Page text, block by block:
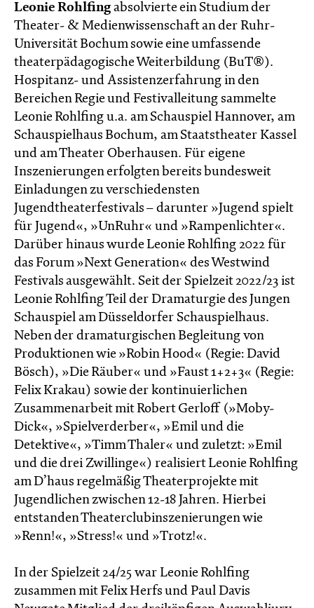
Leonie Rohlfingabsolvierte ein Studium der
Theater- & Medienwissenschaft an der Ruhr-
Universität Bochum sowie eine umfassende
theaterpädagogische Weiterbildung (BuT®).
Hospitanz- und Assistenzerfahrung in den
Bereichen Regie und Festivalleitung sammelte
Leonie Rohlfing u.a. am Schauspiel Hannover, am
Schauspielhaus Bochum, am Staatstheater Kassel
und am Theater Oberhausen. Für eigene
Inszenierungen erfolgten bereits bundesweit
Einladungen zu verschiedensten
Jugendtheaterfestivals – darunter »Jugend spielt
für Jugend«, »UnRuhr« und »Rampenlichter«.
Darüber hinaus wurde Leonie Rohlfing 2022 für
das Forum »Next Generation« des Westwind
Festivals ausgewählt. Seit der Spielzeit 2022/23 ist
Leonie Rohlfing Teil der Dramaturgie des Jungen
Schauspiel am Düsseldorfer Schauspielhaus.
Neben der dramaturgischen Begleitung von
Produktionen wie »Robin Hood« (Regie: David
Bösch), »Die Räuber« und »Faust 1+2+3« (Regie:
Felix Krakau) sowie der kontinuierlichen
Zusammenarbeit mit Robert Gerloff (»Moby-
Dick«, »Spielverderber«, »Emil und die
Detektive«, »Timm Thaler« und zuletzt: »Emil
und die drei Zwillinge«) realisiert Leonie Rohlfing
am D’haus regelmäßig Theaterprojekte mit
Jugendlichen zwischen 12-18 Jahren. Hierbei
entstanden Theaterclubinszenierungen wie
»Renn!«, »Stress!« und »Trotz!«.
In der Spielzeit 24/25 war Leonie Rohlfing
zusammen mit Felix Herfs und Paul Davis